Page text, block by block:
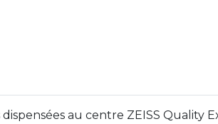
dispensées au centre ZEISS Quality